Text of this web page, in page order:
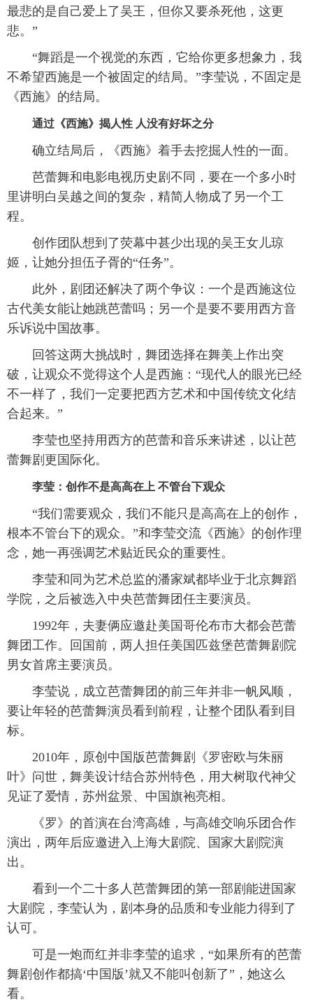
最悲的是自己爱上了吴王，但你又要杀死他，这更
悲。”
“舞蹈是一个视觉的东西，它给你更多想象力，我
不希望西施是一个被固定的结局。”李莹说，不固定是
《西施》的结局。
通过《西施》揭人性 人没有好坏之分
确立结局后，《西施》着手去挖掘人性的一面。
芭蕾舞和电影电视历史剧不同，要在一个多小时
里讲明白吴越之间的复杂，精简人物成了另一个工
程。
创作团队想到了荧幕中甚少出现的吴王女儿琼
姬，让她分担伍子胥的“任务”。
此外，剧团还解决了两个争议：一个是西施这位
古代美女能让她跳芭蕾吗；另一个是要不要用西方音
乐诉说中国故事。
回答这两大挑战时，舞团选择在舞美上作出突
破，让观众不觉得这个人是西施：“现代人的眼光已经
不一样了，我们一定要把西方艺术和中国传统文化结
合起来。”
李莹也坚持用西方的芭蕾和音乐来讲述，以让芭
蕾舞剧更国际化。
李莹：创作不是高高在上 不管台下观众
“我们需要观众，我们不能只是高高在上的创作，
根本不管台下的观众。”和李莹交流《西施》的创作理
念，她一再强调艺术贴近民众的重要性。
李莹和同为艺术总监的潘家斌都毕业于北京舞蹈
学院，之后被选入中央芭蕾舞团任主要演员。
1992年，夫妻俩应邀赴美国哥伦布市大都会芭蕾
舞团工作。回国前，两人担任美国匹兹堡芭蕾舞剧院
男女首席主要演员。
李莹说，成立芭蕾舞团的前三年并非一帆风顺，
要让年轻的芭蕾舞演员看到前程，让整个团队看到目
标。
2010年，原创中国版芭蕾舞剧《罗密欧与朱丽
叶》问世，舞美设计结合苏州特色，用大树取代神父
见证了爱情，苏州盆景、中国旗袍亮相。
《罗》的首演在台湾高雄，与高雄交响乐团合作
演出，两年后应邀进入上海大剧院、国家大剧院演
出。
看到一个二十多人芭蕾舞团的第一部剧能进国家
大剧院，李莹认为，剧本身的品质和专业能力得到了
认可。
可是一炮而红并非李莹的追求，“如果所有的芭蕾
舞剧创作都搞‘中国版’就又不能叫创新了”，她这么
看。